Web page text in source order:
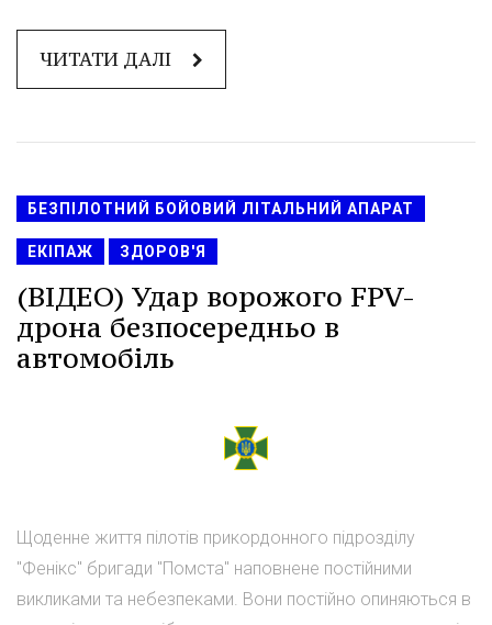
ЧИТАТИ ДАЛІ
БЕЗПІЛОТНИЙ БОЙОВИЙ ЛІТАЛЬНИЙ АПАРАТ
ЕКІПАЖ ЗДОРОВ'Я
(ВІДЕО) Удар ворожого FPV-
дрона безпосередньо в
автомобіль
Щоденне життя пілотів прикордонного підрозділу
"Фенікс" бригади "Помста" наповнене постійними
викликами та небезпеками. Вони постійно опиняються в